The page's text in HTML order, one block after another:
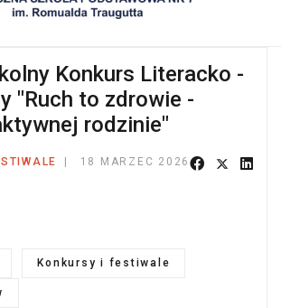
Konkurs Literacko -
"Ruch to zdrowie -
rodzinie"
18 MARZEC 2026
Konkursy i festiwale